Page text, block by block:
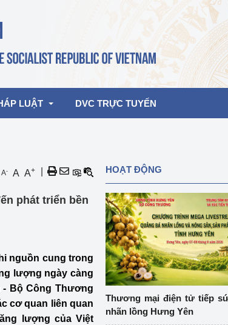
của Lãnh đạo Bộ
báo chí
LUẬT DVC TRỰC TUYẾN
A- A A+
phát triển bền
nguồn cung trong
lượng ngày càng
- Bộ Công Thương
cơ quan liên quan
lượng của Việt
HOẠT ĐỘNG
Thương mại điện tử tiếp
nhãn lồng Hưng Yên